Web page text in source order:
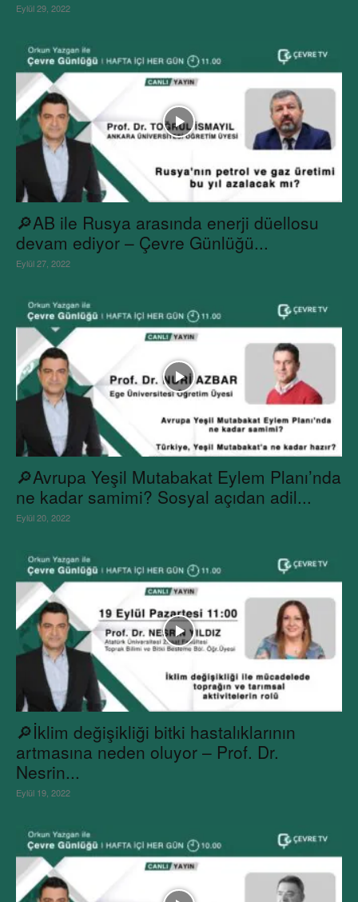
Eylül 29, 2022
🔎AB ile Rusya arasında enerji düellosu
devam ediyor – Çevre Günlüğü...
Eylül 27, 2022
🔎Avrupa Yeşil Mutabakat Eylem Planı’nda
ne kadar samimi? Sosyal açıdan adil...
Eylül 20, 2022
🔎İklim değişikliği bitki hastalıklarının
artmasına neden oluyor – Prof. Dr.
Nesrin...
Eylül 19, 2022